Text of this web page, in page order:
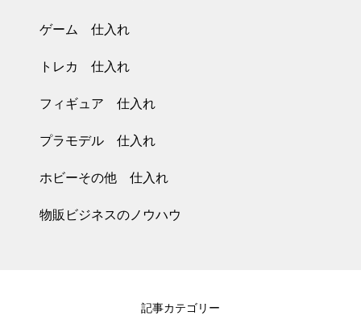
ゲーム 仕入れ
トレカ 仕入れ
フィギュア 仕入れ
プラモデル 仕入れ
ホビーその他 仕入れ
物販ビジネスのノウハウ
記事カテゴリー